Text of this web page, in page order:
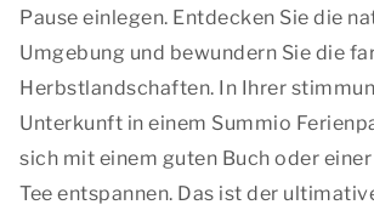
Pause einlegen. Entdecken Sie die
Umgebung und bewundern Sie die
Herbstlandschaften. In Ihrer
Unterkunft in einem Summio
sich mit einem guten Buch oder einer
Tee entspannen. Das ist der